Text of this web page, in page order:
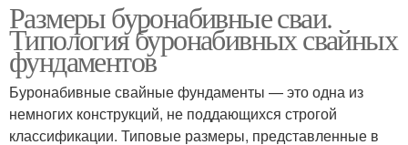
Размеры буронабивные сваи.
Типология буронабивных свайных
фундаментов
Буронабивные свайные фундаменты — это одна из
немногих конструкций, не поддающихся строгой
классификации. Типовые размеры, представленные в